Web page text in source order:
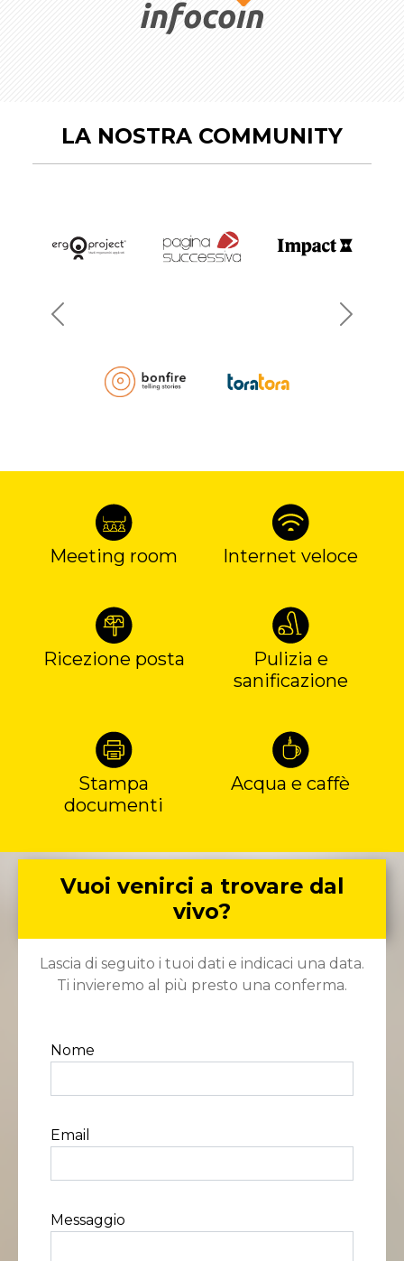
LA NOSTRA COMMUNITY
Previous Next
Meeting room Internet veloce
Ricezione posta
Pulizia e
sanificazione
Stampa
documenti
Acqua e caffè
Vuoi venirci a trovare dal
vivo?
Lascia di seguito i tuoi dati e indicaci una data.
Ti invieremo al più presto una conferma.
Nome
Email
Messaggio